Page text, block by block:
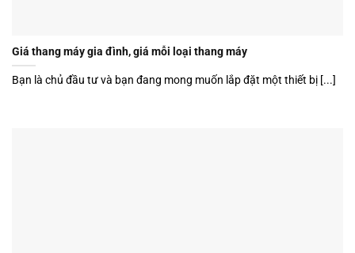
Giá thang máy gia đình, giá mỗi loại thang máy
Bạn là chủ đầu tư và bạn đang mong muốn lắp đặt một thiết bị [...]